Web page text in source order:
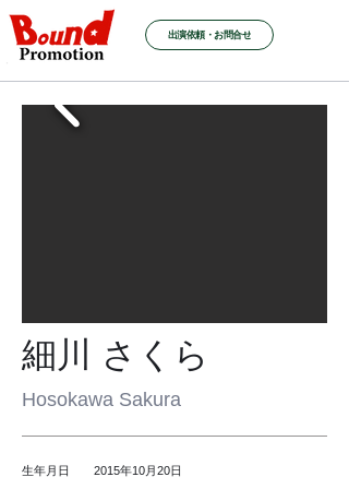
出演依頼・お問合せ
細川 さくら
Hosokawa Sakura
生年月日 2015年10月20日